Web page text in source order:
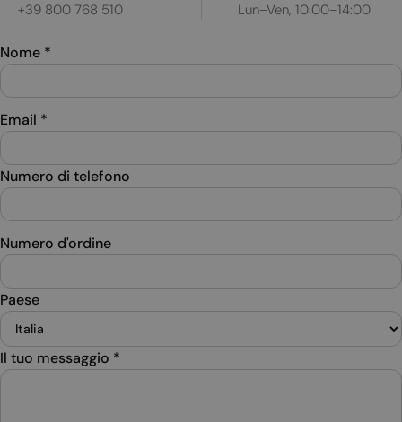
+39 800 768 510 Lun–Ven, 10:00–14:00
Nome *
Email *
Numero di telefono
Numero d'ordine
Paese
Il tuo messaggio *